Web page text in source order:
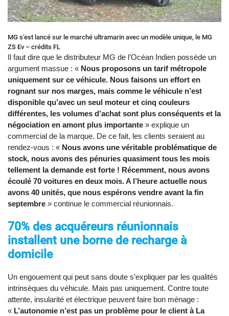
MG s’est lancé sur le marché ultramarin avec un modèle unique, le MG
ZS Ev – crédits FL
Il faut dire que le distributeur MG de l’Océan Indien possède un
argument massue : « Nous proposons un tarif métropole
uniquement sur ce véhicule. Nous faisons un effort en
rognant sur nos marges, mais comme le véhicule n’est
disponible qu’avec un seul moteur et cinq couleurs
différentes, les volumes d’achat sont plus conséquents et la
négociation en amont plus importante » explique un
commercial de la marque. De ce fait, les clients seraient au
rendez-vous : « Nous avons une véritable problématique de
stock, nous avons des pénuries quasiment tous les mois
tellement la demande est forte ! Récemment, nous avons
écoulé 70 voitures en deux mois. A l’heure actuelle nous
avons 40 unités, que nous espérons vendre avant la fin
septembre » continue le commercial réunionnais.
70% des acquéreurs réunionnais
installent une borne de recharge à
domicile
Un engouement qui peut sans doute s’expliquer par les qualités
intrinsèques du véhicule. Mais pas uniquement. Contre toute
attente, insularité et électrique peuvent faire bon ménage :
« L’autonomie n’est pas un problème pour le client à La